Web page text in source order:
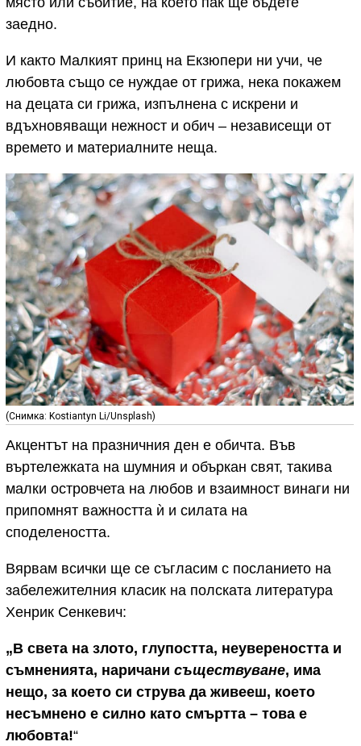
заедно.
И както Малкият принц на Екзюпери ни учи, че
любовта също се нуждае от грижа, нека покажем
на децата си грижа, изпълнена с искрени и
вдъхновяващи нежност и обич – независещи от
времето и материалните неща.
(Снимка: Kostiantyn Li/Unsplash)
Акцентът на празничния ден е обичта. Във
въртележката на шумния и объркан свят, такива
малки островчета на любов и взаимност винаги ни
припомнят важността ѝ и силата на
споделеността.
Вярвам всички ще се съгласим с посланието на
забележителния класик на полската литература
Хенрик Сенкевич:
„В света на злото, глупостта, неувереността и
съмненията, наричани съществуване, има
нещо, за което си струва да живееш, което
несъмнено е силно като смъртта – това е
любовта!“